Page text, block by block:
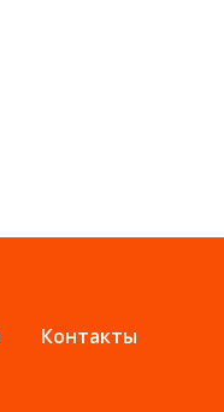
Контакты